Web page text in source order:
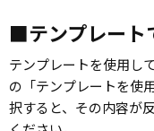
■テンプレート
テンプレートを使用し
の「テンプレートを使
択すると、その内容が